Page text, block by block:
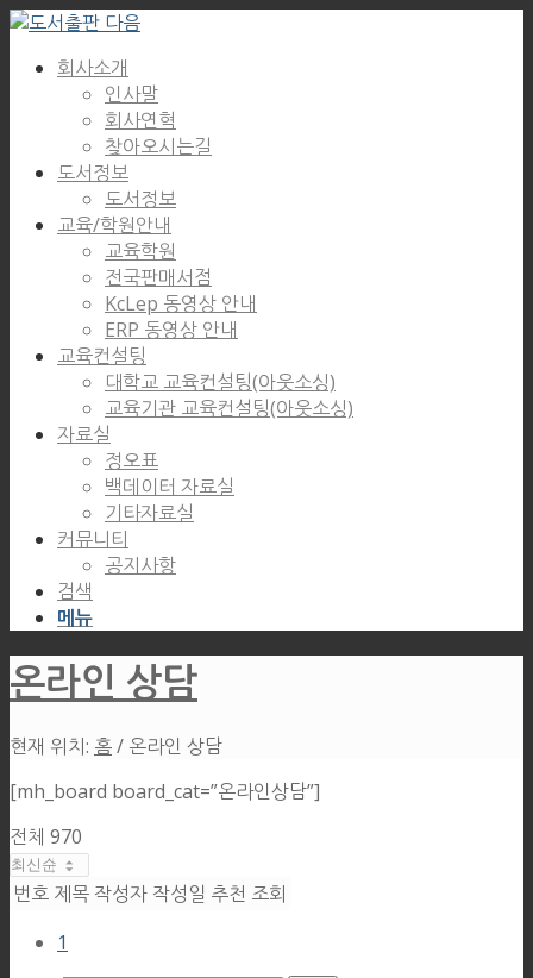
회사소개
인사말
회사연혁
찾아오시는길
도서정보
도서정보
교육/학원안내
교육학원
전국판매서점
KcLep 동영상 안내
ERP 동영상 안내
교육컨설팅
대학교 교육컨설팅(아웃소싱)
교육기관 교육컨설팅(아웃소싱)
자료실
정오표
백데이터 자료실
기타자료실
커뮤니티
공지사항
검색
메뉴
온라인 상담
현재 위치: 홈/ 온라인 상담
[mh_board board_cat=”온라인상담”]
전체 970
번호 제목 작성자 작성일 추천 조회
1